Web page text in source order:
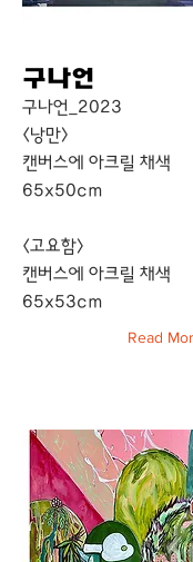
구나언
구나언_2023
<낭만>
캔버스에 아크릴 채색
65x50cm
<고요함>
캔버스에 아크릴 채색
65x53cm
Read